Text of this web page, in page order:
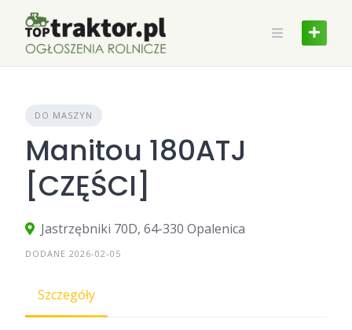
content
DO MASZYN
Manitou 180ATJ
[CZĘŚCI]
Jastrzębniki 70D, 64-330 Opalenica
DODANE 2026-02-05
Szczegóły